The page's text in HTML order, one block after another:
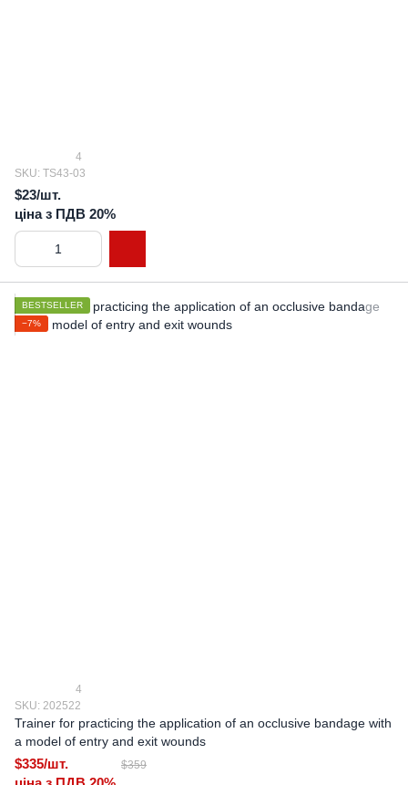
4
SKU: TS43-03
$23/шт.
ціна з ПДВ 20%
BESTSELLER
−7%
4
SKU: 202522
Trainer for practicing the application of an occlusive bandage with
a model of entry and exit wounds
$335/шт.
$359